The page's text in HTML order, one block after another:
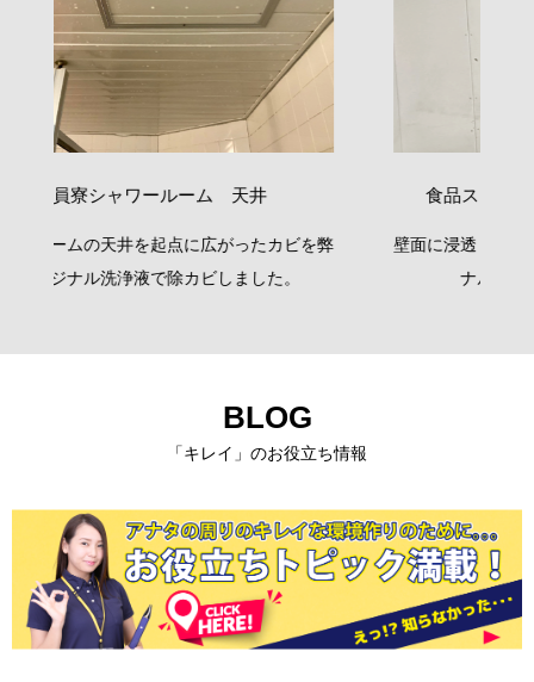
食品スーパー スタッフ休憩室 壁面
壁面に浸透してしまった厄介なカビを弊社オリジ
ナル洗浄液で除カビしました。
BLOG
「キレイ」のお役立ち情報